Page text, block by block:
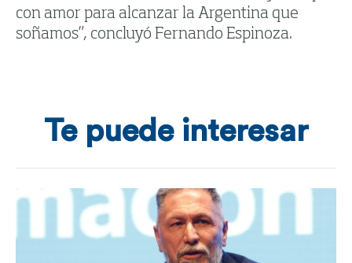
con amor para alcanzar la Argentina que
soñamos”, concluyó Fernando Espinoza.
Te puede interesar